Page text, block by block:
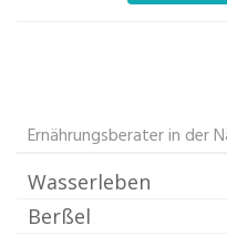
Ernährungsberater in der
Wasserleben
Berßel